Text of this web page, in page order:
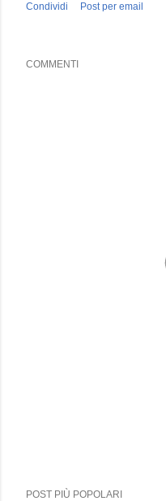
Condividi Post per email
COMMENTI
POST PIÙ POPOLARI